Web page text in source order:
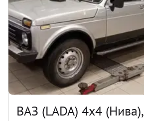
ВАЗ (LADA) 4x4 (Нива),